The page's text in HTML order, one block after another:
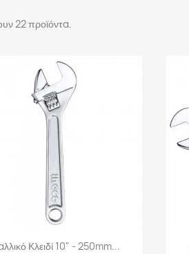
22 προϊόντα.
Γρήγορη προβολή
Κλειδί 10" - 250mm...